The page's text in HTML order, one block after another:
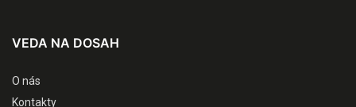
VEDA NA DOSAH
O nás
Kontakty